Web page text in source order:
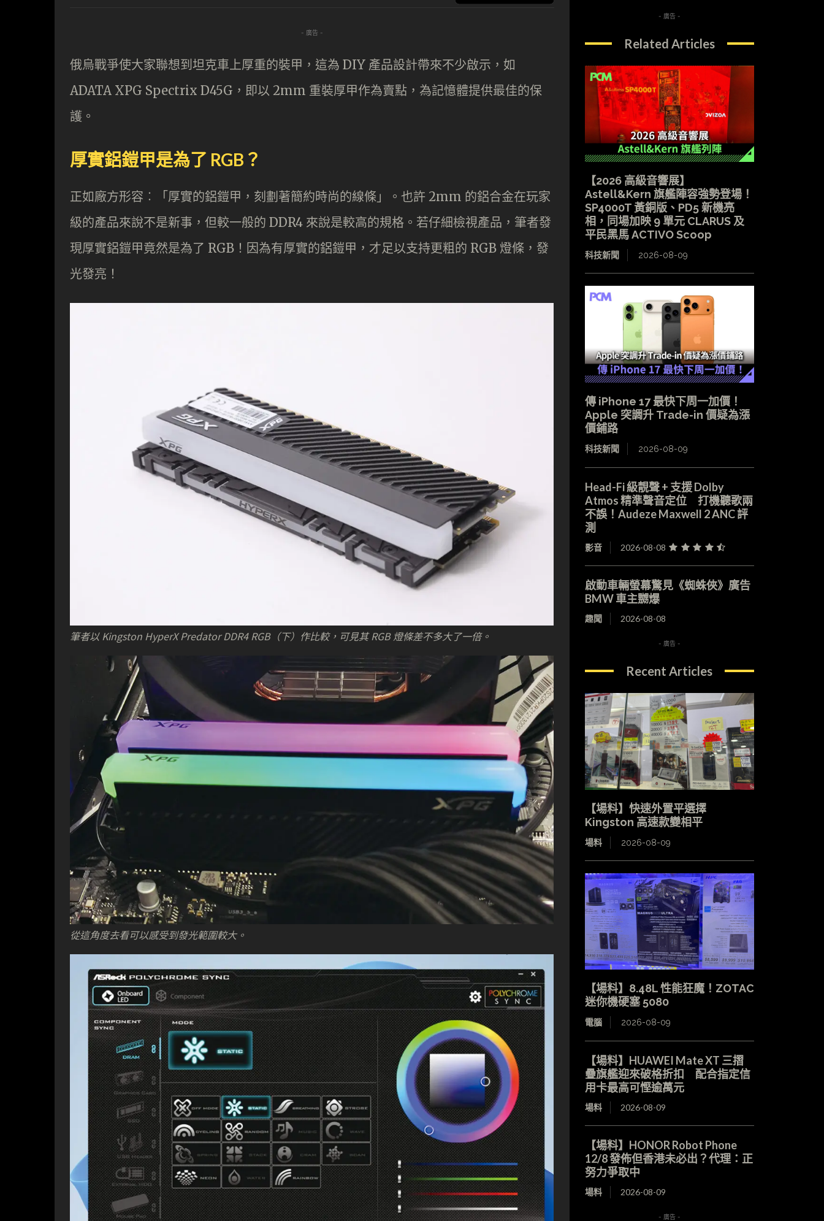
- 廣告 -
俄烏戰爭使大家聯想到坦克車上厚重的裝甲，這為 DIY 產品設計帶來不少啟示，如
ADATA XPG Spectrix D45G，即以 2mm 重裝厚甲作為賣點，為記憶體提供最佳的保
護。
厚實鋁鎧甲是為了 RGB？
正如廠方形容︰「厚實的鋁鎧甲，刻劃著簡約時尚的線條」。也許 2mm 的鋁合金在玩家
級的產品來說不是新事，但較一般的 DDR4 來說是較高的規格。若仔細檢視產品，筆者發
現厚實鋁鎧甲竟然是為了 RGB！因為有厚實的鋁鎧甲，才足以支持更粗的 RGB 燈條，發
光發亮！
筆者以 Kingston HyperX Predator DDR4 RGB（下）作比較，可見其 RGB 燈條差不多大了一倍。
從這角度去看可以感受到發光範圍較大。
- 廣告 -
Related Articles
【2026 高級音響展】
Astell&Kern 旗艦陣容強勢登場！
SP4000T 黃銅版、PD5 新機亮
相，同場加映 9 單元 CLARUS 及
平民黑馬 ACTIVO Scoop
科技新聞 2026-08-09
傳 iPhone 17 最快下周一加價！
Apple 突調升 Trade-in 價疑為漲
價鋪路
科技新聞 2026-08-09
Head-Fi 級靚聲 + 支援 Dolby
Atmos 精準聲音定位 打機聽歌兩
不誤！Audeze Maxwell 2 ANC 評
測
影音 2026-08-08
啟動車輛螢幕驚見《蜘蛛俠》廣告
BMW 車主嬲爆
趣聞 2026-08-08
- 廣告 -
Recent Articles
【場料】快速外置平選擇
Kingston 高速款變相平
場料 2026-08-09
【場料】8.48L 性能狂魔！ZOTAC
迷你機硬塞 5080
電腦 2026-08-09
【場料】HUAWEI Mate XT 三摺
疊旗艦迎來破格折扣 配合指定信
用卡最高可慳逾萬元
場料 2026-08-09
【場料】HONOR Robot Phone
12/8 發佈但香港未必出？代理：正
努力爭取中
場料 2026-08-09
- 廣告 -